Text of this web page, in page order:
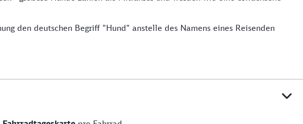
den deutschen Begriff "Hund" anstelle des Namens eines Reisenden